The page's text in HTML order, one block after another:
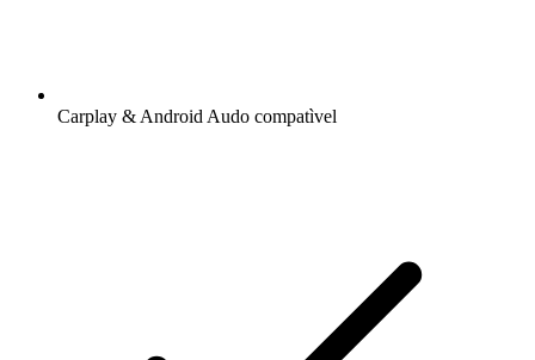
Carplay & Android Audo compatìvel